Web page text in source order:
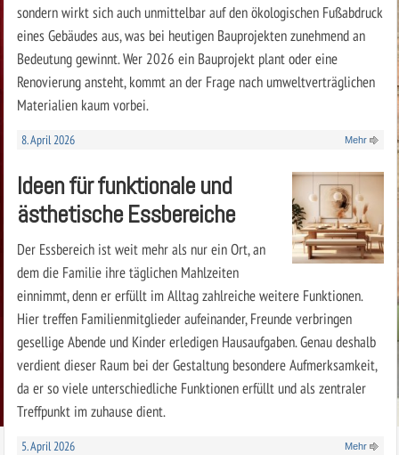
sondern wirkt sich auch unmittelbar auf den ökologischen Fußabdruck
eines Gebäudes aus, was bei heutigen Bauprojekten zunehmend an
Bedeutung gewinnt. Wer 2026 ein Bauprojekt plant oder eine
Renovierung ansteht, kommt an der Frage nach umweltverträglichen
Materialien kaum vorbei.
8. April 2026 Mehr
Ideen für funktionale und
ästhetische Essbereiche
Der Essbereich ist weit mehr als nur ein Ort, an
dem die Familie ihre täglichen Mahlzeiten
einnimmt, denn er erfüllt im Alltag zahlreiche weitere Funktionen.
Hier treffen Familienmitglieder aufeinander, Freunde verbringen
gesellige Abende und Kinder erledigen Hausaufgaben. Genau deshalb
verdient dieser Raum bei der Gestaltung besondere Aufmerksamkeit,
da er so viele unterschiedliche Funktionen erfüllt und als zentraler
Treffpunkt im zuhause dient.
5. April 2026 Mehr